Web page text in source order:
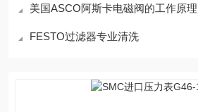
美国ASCO阿斯卡电磁阀的工作原理
FESTO过滤器专业清洗